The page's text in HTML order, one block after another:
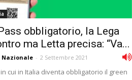
obbligatorio, la Lega
ma Letta precisa: “Va...
Nazionale - 2 Settembre 2021
cui in Italia diventa obbligatorio il green